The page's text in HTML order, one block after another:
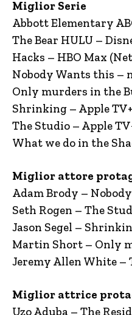
Miglior Serie
Abbott Elementary
The Bear HULU –
Hacks – HBO Max
Nobody Wants this –
Only murders in the
Shrinking – Apple TV+
The Studio – Apple
What we do in the
Miglior attore
Adam Brody –
Seth Rogen – The
Jason Segel –
Martin Short – Only
Jeremy Allen White –
Miglior attrice
Uzo Aduba – The